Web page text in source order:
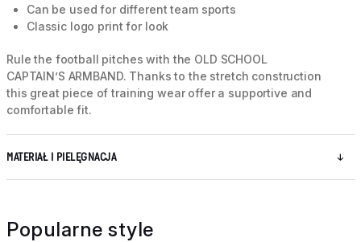
Can be used for different team sports
Classic logo print for look
Rule the football pitches with the OLD SCHOOL
CAPTAIN’S ARMBAND. Thanks to the stretch construction
this great piece of training wear offer a supportive and
comfortable fit.
MATERIAŁ I PIELĘGNACJA
Popularne style